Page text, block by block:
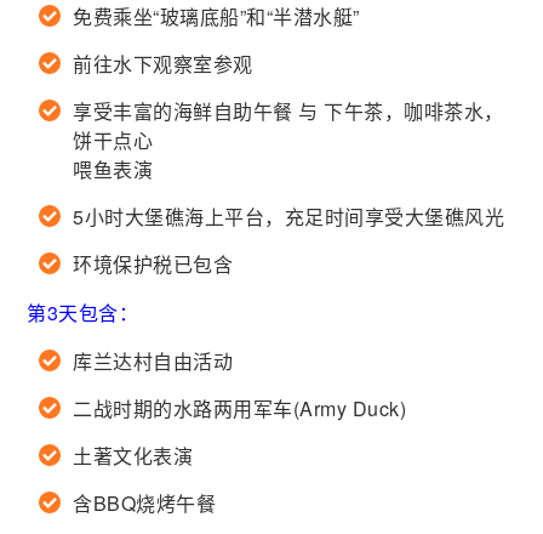
免费乘坐“玻璃底船”和“半潜水艇”
前往水下观察室参观
享受丰富的海鲜自助午餐 与 下午茶，咖啡茶水，
饼干点心
喂鱼表演
5小时大堡礁海上平台，充足时间享受大堡礁风光
环境保护税已包含
第3天包含：
库兰达村自由活动
二战时期的水路两用军车(Army Duck)
土著文化表演
含BBQ烧烤午餐